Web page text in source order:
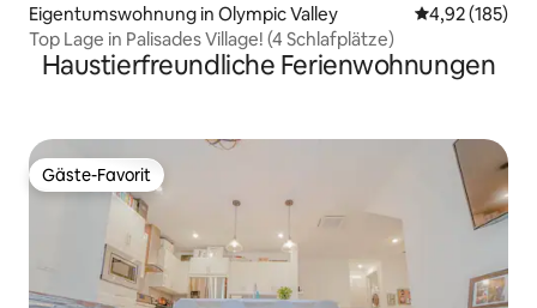
Eigentumswohnung in Olympic Valley
4,92 (185)
Top Lage in Palisades Village! (4 Schlafplätze)
Haustierfreundliche Ferienwohnungen
Gäste-Favorit
Gäste-Favorit